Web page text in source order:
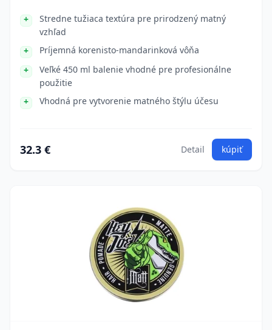
Stredne tužiaca textúra pre prirodzený matný
vzhľad
Príjemná korenisto-mandarinková vôňa
Veľké 450 ml balenie vhodné pre profesionálne
použitie
Vhodná pre vytvorenie matného štýlu účesu
32.3 € Detail kúpiť